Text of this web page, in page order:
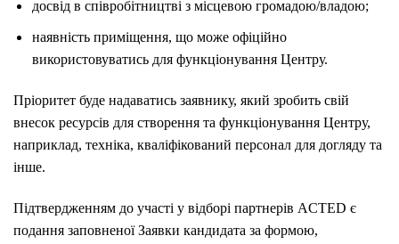
досвід в співробітництві з місцевою громадою/владою;
наявність приміщення, що може офіційно
використовуватись для функціонування Центру.
Пріоритет буде надаватись заявнику, який зробить свій
внесок ресурсів для створення та функціонування Центру,
наприклад, техніка, кваліфікований персонал для догляду та
інше.
Підтвердженням до участі у відборі партнерів ACTED є
подання заповненої Заявки кандидата за формою,